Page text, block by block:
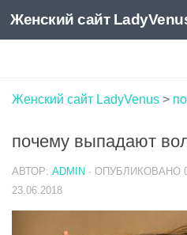
Skip to content
Женский сайт
Женский сайт LadyVenus >
почему выпадают
АВТОР: ADMIN · ОПУБЛИКОВАНО
23.06.2018